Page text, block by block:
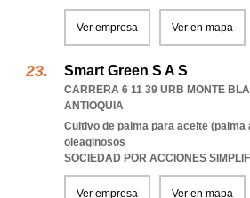
Ver empresa Ver en mapa
Smart Green S A S
CARRERA 6 11 39 URB MONTE
ANTIOQUIA
Cultivo de palma para aceite
oleaginosos
SOCIEDAD POR ACCIONES
Ver empresa Ver en mapa